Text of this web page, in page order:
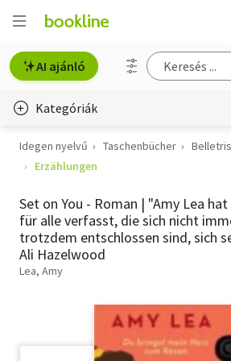
AI ajánló
Kategóriák
Életmód, egészség
Gyermek- és ifjúsági
Hobbi, szabadidő
Idegen nyelvű Taschenbücher
Erzählungen
Set on You - Roman | "Amy Lea
für alle verfasst, die sich nicht
trotzdem entschlossen sind, sich
Ali Hazelwood
Lea, Amy